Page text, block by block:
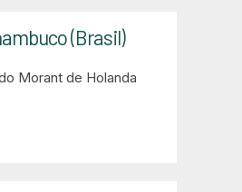
(Brasil)
Morant de Holanda